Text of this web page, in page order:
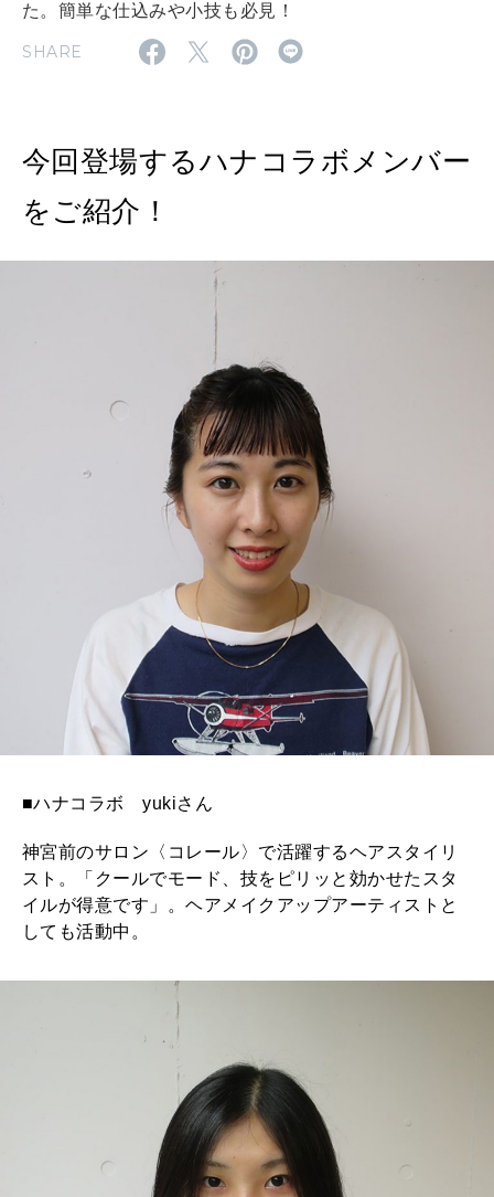
2026年9月号「北海道 おいしく遊ぶ、夏のご褒美旅。」
2026年6月号「大銀座 トレンドが生まれる 新しい一流店へ。」
2026年4月号「未来をつくる、学びの教科書。」
2026年2月号「良運を掴む 新・開運術。」
2026年1月号「猫がいれば、幸せ」
2025年12月号「お酒の新常識。」
た。簡単な仕込みや小技も必見！
SHARE
今回登場するハナコラボメンバー
をご紹介！
■ハナコラボ yukiさん
神宮前のサロン〈コレール〉で活躍するヘアスタイリ
スト。「クールでモード、技をピリッと効かせたスタ
イルが得意です」。ヘアメイクアップアーティストと
しても活動中。